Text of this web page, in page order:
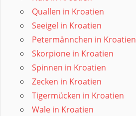
Quallen in Kroatien
Seeigel in Kroatien
Petermännchen in Kroatien
Skorpione in Kroatien
Spinnen in Kroatien
Zecken in Kroatien
Tigermücken in Kroatien
Wale in Kroatien